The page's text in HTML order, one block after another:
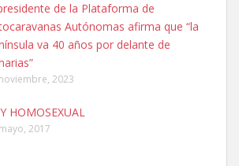
SHIBA CON MICROCHIP PERDIDO HOY
Y LOPEZ. ES MUY ASUSTADIZO
6.7.2025
de la Plataforma de
Autónomas afirma que “la
va 40 años por delante de
2023
HOMOSEXUAL
2017